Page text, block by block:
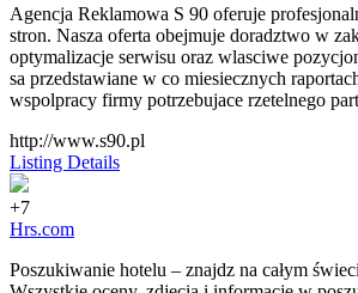
Agencja Reklamowa S 90 oferuje
stron. Nasza oferta obejmuje doradztwo w
optymalizacje serwisu oraz wlasciwe
sa przedstawiane w co miesiecznych
wspolpracy firmy potrzebujace rzetelnego
http://www.s90.pl
Listing Details
+7
Hrs.com
Poszukiwanie hotelu – znajdz na całym